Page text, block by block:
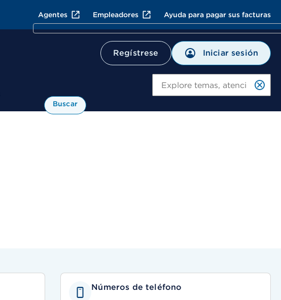
Agentes Empleadores Ayuda para pagar sus facturas
Regístrese Iniciar sesión
Buscar
Números de teléfono